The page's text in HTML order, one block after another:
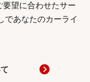
望に合わせたサー
であなたのカーライ